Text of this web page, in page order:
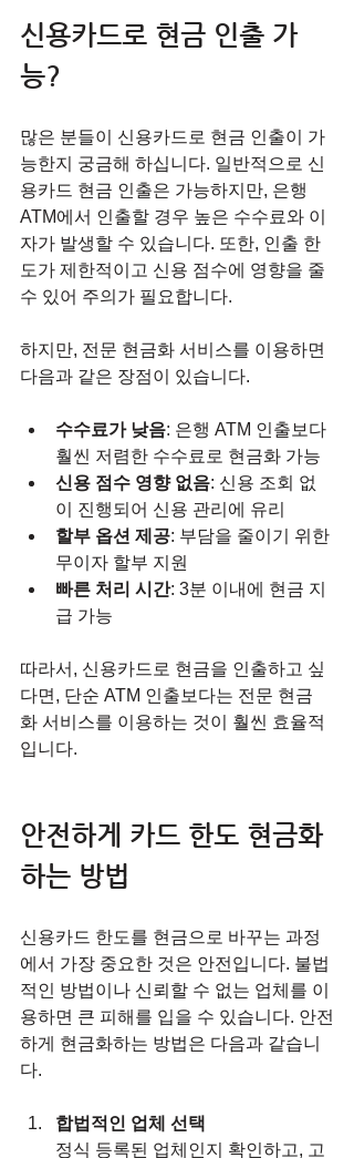
신용카드로 현금 인출 가
능?
많은 분들이 신용카드로 현금 인출이 가
능한지 궁금해 하십니다. 일반적으로 신
용카드 현금 인출은 가능하지만, 은행
ATM에서 인출할 경우 높은 수수료와 이
자가 발생할 수 있습니다. 또한, 인출 한
도가 제한적이고 신용 점수에 영향을 줄
수 있어 주의가 필요합니다.
하지만, 전문 현금화 서비스를 이용하면
다음과 같은 장점이 있습니다.
수수료가 낮음: 은행 ATM 인출보다
훨씬 저렴한 수수료로 현금화 가능
신용 점수 영향 없음: 신용 조회 없
이 진행되어 신용 관리에 유리
할부 옵션 제공: 부담을 줄이기 위한
무이자 할부 지원
빠른 처리 시간: 3분 이내에 현금 지
급 가능
따라서, 신용카드로 현금을 인출하고 싶
다면, 단순 ATM 인출보다는 전문 현금
화 서비스를 이용하는 것이 훨씬 효율적
입니다.
안전하게 카드 한도 현금화
하는 방법
신용카드 한도를 현금으로 바꾸는 과정
에서 가장 중요한 것은 안전입니다. 불법
적인 방법이나 신뢰할 수 없는 업체를 이
용하면 큰 피해를 입을 수 있습니다. 안전
하게 현금화하는 방법은 다음과 같습니
다.
합법적인 업체 선택
정식 등록된 업체인지 확인하고, 고